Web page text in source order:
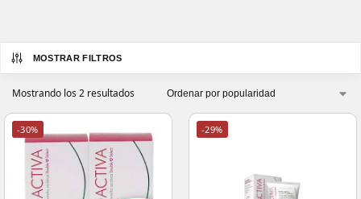
MOSTRAR FILTROS
Mostrando los 2 resultados
-30% -29%